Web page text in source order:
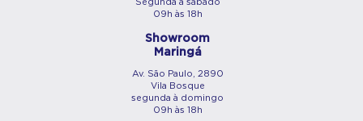
Segunda à sábado
09h às 18h
Showroom
Maringá
Av. São Paulo, 2890
Vila Bosque
segunda à domingo
09h às 18h